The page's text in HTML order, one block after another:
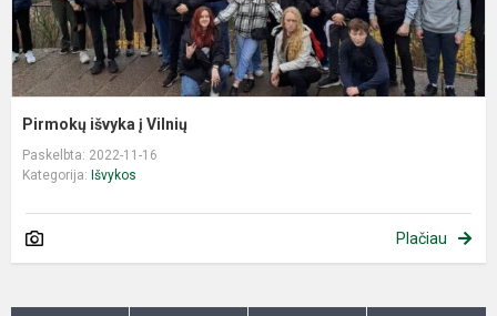
Pirmokų išvyka į Vilnių
Paskelbta: 2022-11-16
Kategorija: Išvykos
Plačiau